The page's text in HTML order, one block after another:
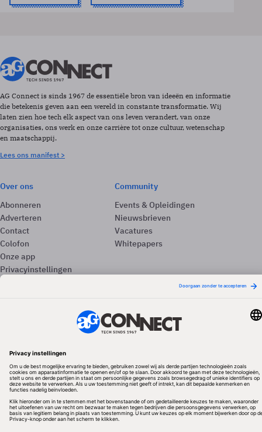
AG Connect is sinds 1967 de essentiële bron van ideeën en informatie
die betekenis geven aan een wereld in constante transformatie. Wij
laten zien hoe tech elk aspect van ons leven verandert, van onze
organisaties, ons werk en onze carrière tot onze cultuur, wetenschap
en maatschappij.
Lees ons manifest >
Over ons
Abonneren
Adverteren
Contact
Colofon
Onze app
Privacyinstellingen
Community
Events & Opleidingen
Nieuwsbrieven
Vacatures
Whitepapers
Algemene Voorwaarden & Copyrights
Privacy & Cookies